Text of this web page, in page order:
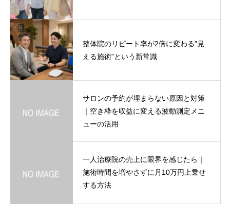
整体院のリピート率が2倍に変わる”見
える施術”という新常識
サロンの予約が埋まらない原因と対策
｜空き枠を収益に変える波動測定メニ
ューの活用
一人治療院の売上に限界を感じたら｜
施術時間を増やさずに月10万円上乗せ
する方法